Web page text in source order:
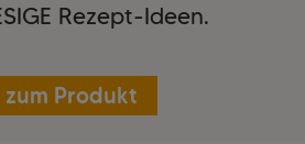
Rezept-Ideen.
zum Produkt